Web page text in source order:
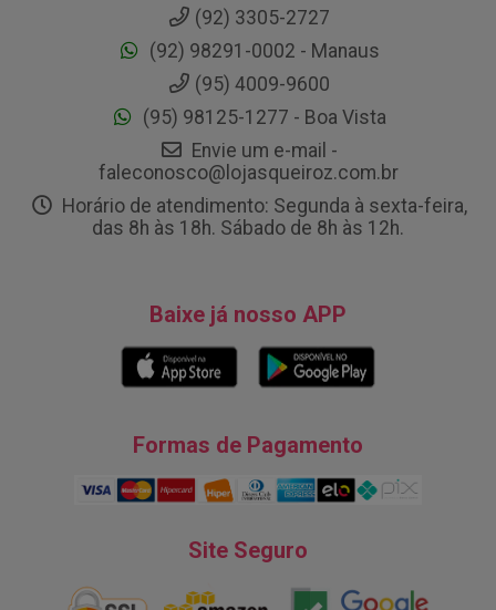
(92) 3305-2727
(92) 98291-0002 - Manaus
(95) 4009-9600
(95) 98125-1277 - Boa Vista
Envie um e-mail -
faleconosco@lojasqueiroz.com.br
Horário de atendimento: Segunda à sexta-feira,
das 8h às 18h. Sábado de 8h às 12h.
Baixe já nosso APP
Formas de Pagamento
Site Seguro